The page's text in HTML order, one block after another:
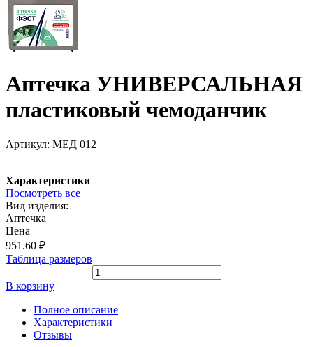
Аптечка УНИВЕРСАЛЬНАЯ
пластиковый чемоданчик
Артикул: МЕД 012
Характеристики
Посмотреть все
Вид изделия:
Аптечка
Цена
951.60 ₽
Таблица размеров
В корзину
Полное описание
Характеристики
Отзывы